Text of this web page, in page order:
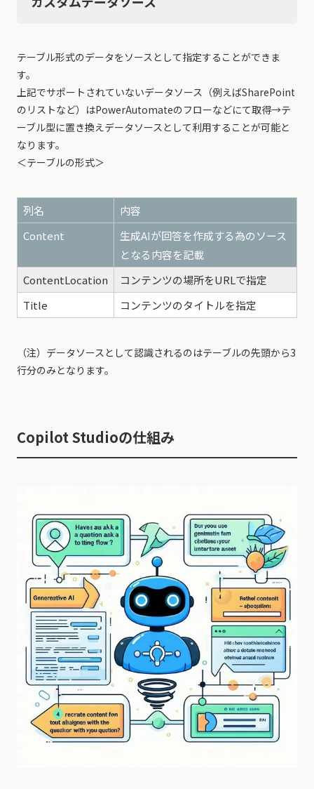
テーブル形式のデータをソースとして指定することができま
す。
上記でサポートされていないデータソース（例えばSharePoint
のリストなど）はPowerAutomateのフローなどにて取得→テ
ーブル型に置き換えデータソースとして利用することが可能と
なります。
＜テーブルの形式＞
列名
内容
Content
生成AIが回答を作成する為のソース
となる内容を記載
ContentLocation
コンテンツの場所をURLで指定
Title
コンテンツのタイトルを指定
（注）データソースとして認識されるのはテーブルの先頭から3
行分のみとなります。
Copilot Studioの仕組み